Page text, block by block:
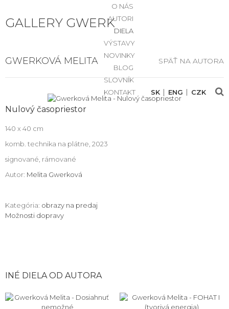
GALLERY GWERK
O NÁS
AUTORI
DIELA
VÝSTAVY
NOVINKY
BLOG
SLOVNÍK
KONTAKT
SK ENG CZK
GWERKOVÁ MELITA SPÄŤ NA AUTORA
Nulový časopriestor
140 x 40 cm
komb. technika na plátne, 2023
signované, rámované
Autor: Melita Gwerková
Kategória: obrazy na predaj
Možnosti dopravy
INÉ DIELA OD AUTORA